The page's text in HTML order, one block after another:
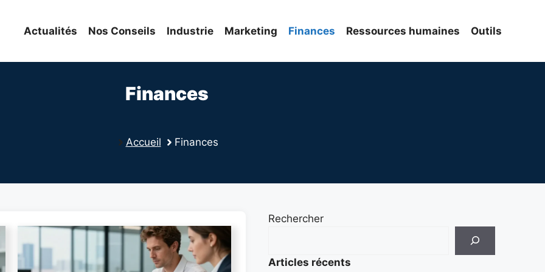
Actualités Nos Conseils Industrie Marketing Finances Ressources humaines Outils
Finances
Accueil Finances
Rechercher
Articles récents